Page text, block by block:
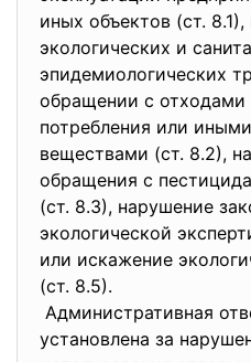
иных объектов (ст.
экологических и
эпидемиологических
обращении с отходами
потребления или
веществами (ст. 8.2),
обращения с
(ст. 8.3), нарушение
экологической
или искажение
(ст. 8.5).
Административная
установлена за